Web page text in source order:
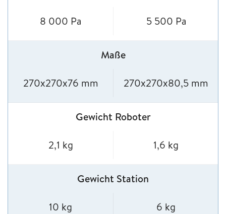
8 000 Pa 5 500 Pa
Maße
270x270x76 mm 270x270x80,5 mm
Gewicht Roboter
2,1 kg 1,6 kg
Gewicht Station
10 kg 6 kg